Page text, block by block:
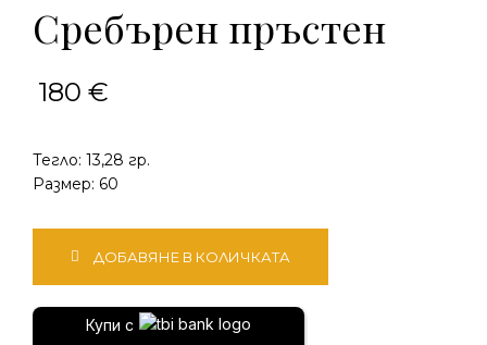
Сребърен пръстен
180 €
Тегло: 13,28 гр.
Размер: 60
Сребърен
пръстен
ДОБАВЯНЕ В КОЛИЧКАТА
Купи с